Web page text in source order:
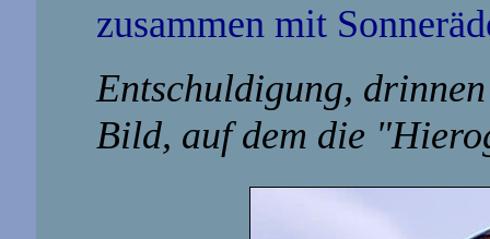
zusammen mit
Entschuldigung,
Bild, auf dem die